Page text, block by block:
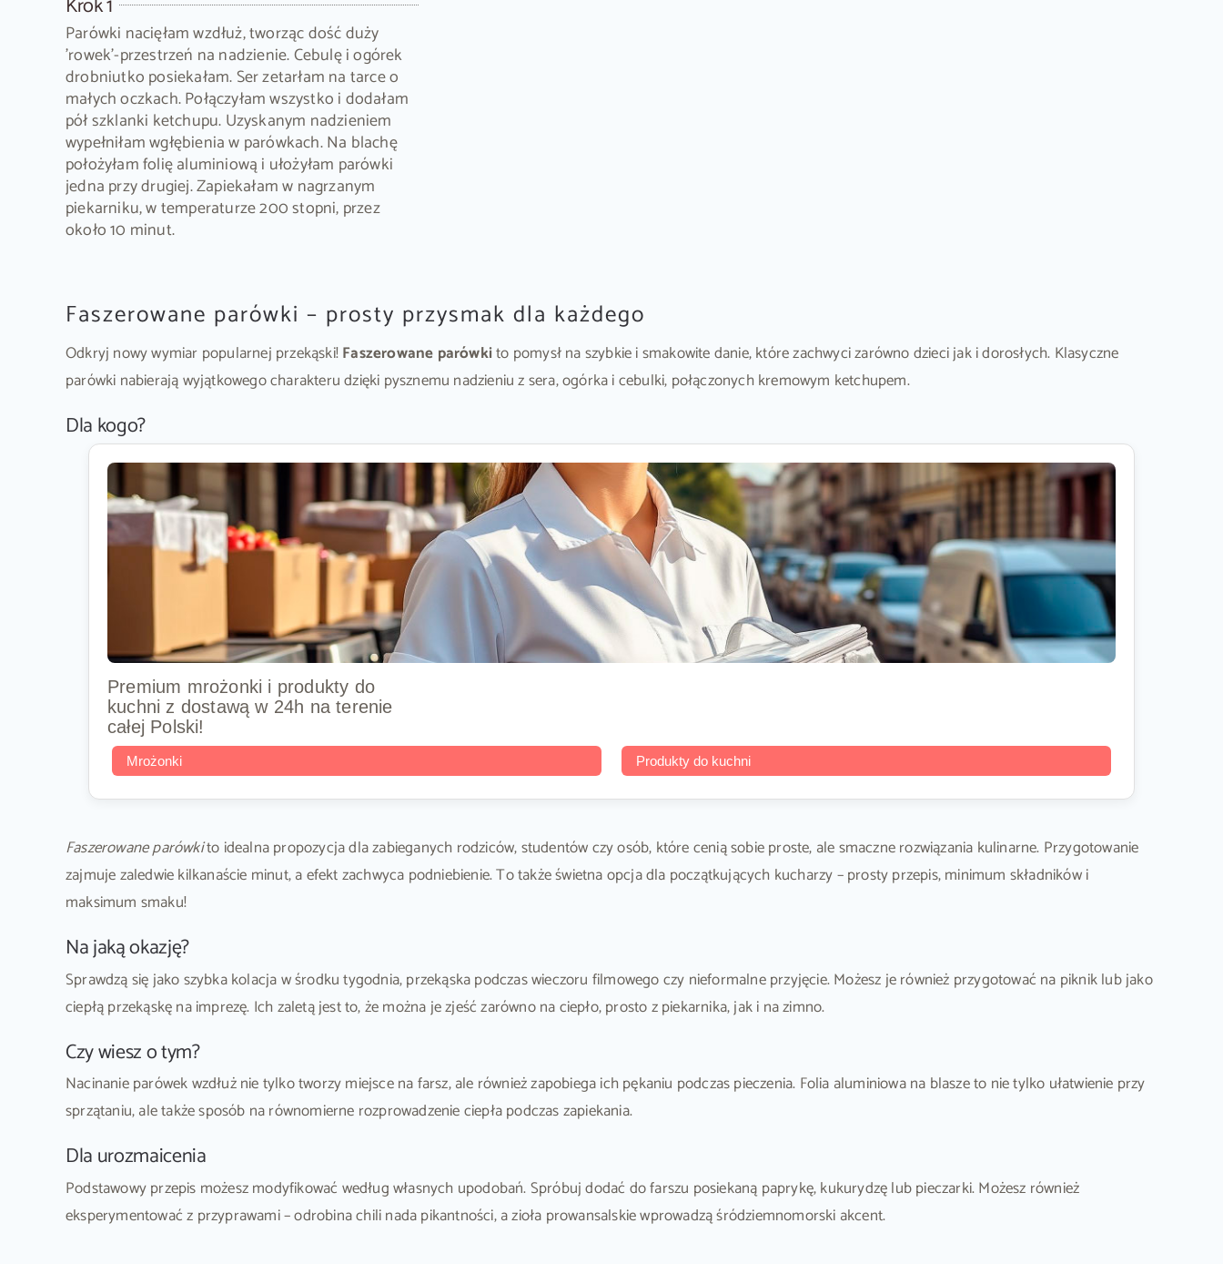
Parówki nacięłam wzdłuż, tworząc dość duży
'rowek'-przestrzeń na nadzienie. Cebulę i ogórek
drobniutko posiekałam. Ser zetarłam na tarce o
małych oczkach. Połączyłam wszystko i dodałam
pół szklanki ketchupu. Uzyskanym nadzieniem
wypełniłam wgłębienia w parówkach. Na blachę
położyłam folię aluminiową i ułożyłam parówki
jedna przy drugiej. Zapiekałam w nagrzanym
piekarniku, w temperaturze 200 stopni, przez
około 10 minut.
Faszerowane parówki – prosty przysmak dla każdego
Odkryj nowy wymiar popularnej przekąski!Faszerowane parówkito pomysł na szybkie i smakowite danie, które zachwyci zarówno dzieci jak i dorosłych. Klasyczne
parówki nabierają wyjątkowego charakteru dzięki pysznemu nadzieniu z sera, ogórka i cebulki, połączonych kremowym ketchupem.
Dla kogo?
Premium mrożonki i produkty do
kuchni z dostawą w 24h na terenie
całej Polski!
Mrożonki Produkty do kuchni
Faszerowane parówkito idealna propozycja dla zabieganych rodziców, studentów czy osób, które cenią sobie proste, ale smaczne rozwiązania kulinarne. Przygotowanie
zajmuje zaledwie kilkanaście minut, a efekt zachwyca podniebienie. To także świetna opcja dla początkujących kucharzy – prosty przepis, minimum składników i
maksimum smaku!
Na jaką okazję?
Sprawdzą się jako szybka kolacja w środku tygodnia, przekąska podczas wieczoru filmowego czy nieformalne przyjęcie. Możesz je również przygotować na piknik lub jako
ciepłą przekąskę na imprezę. Ich zaletą jest to, że można je zjeść zarówno na ciepło, prosto z piekarnika, jak i na zimno.
Czy wiesz o tym?
Nacinanie parówek wzdłuż nie tylko tworzy miejsce na farsz, ale również zapobiega ich pękaniu podczas pieczenia. Folia aluminiowa na blasze to nie tylko ułatwienie przy
sprzątaniu, ale także sposób na równomierne rozprowadzenie ciepła podczas zapiekania.
Dla urozmaicenia
Podstawowy przepis możesz modyfikować według własnych upodobań. Spróbuj dodać do farszu posiekaną paprykę, kukurydzę lub pieczarki. Możesz również
eksperymentować z przyprawami – odrobina chili nada pikantności, a zioła prowansalskie wprowadzą śródziemnomorski akcent.